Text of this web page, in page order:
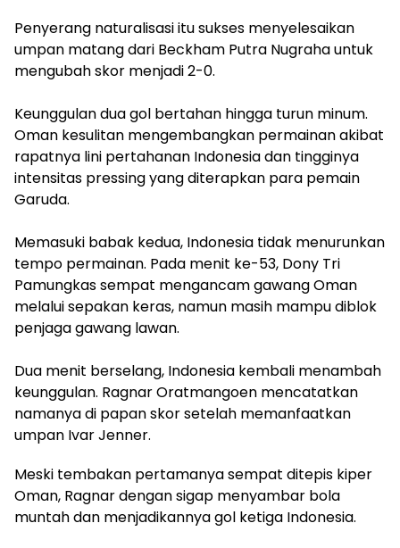
Penyerang naturalisasi itu sukses menyelesaikan
umpan matang dari Beckham Putra Nugraha untuk
mengubah skor menjadi 2-0.
‎Keunggulan dua gol bertahan hingga turun minum.
Oman kesulitan mengembangkan permainan akibat
rapatnya lini pertahanan Indonesia dan tingginya
intensitas pressing yang diterapkan para pemain
Garuda.
‎Memasuki babak kedua, Indonesia tidak menurunkan
tempo permainan. Pada menit ke-53, Dony Tri
Pamungkas sempat mengancam gawang Oman
melalui sepakan keras, namun masih mampu diblok
penjaga gawang lawan.
‎Dua menit berselang, Indonesia kembali menambah
keunggulan. Ragnar Oratmangoen mencatatkan
namanya di papan skor setelah memanfaatkan
umpan Ivar Jenner.
Meski tembakan pertamanya sempat ditepis kiper
Oman, Ragnar dengan sigap menyambar bola
muntah dan menjadikannya gol ketiga Indonesia.